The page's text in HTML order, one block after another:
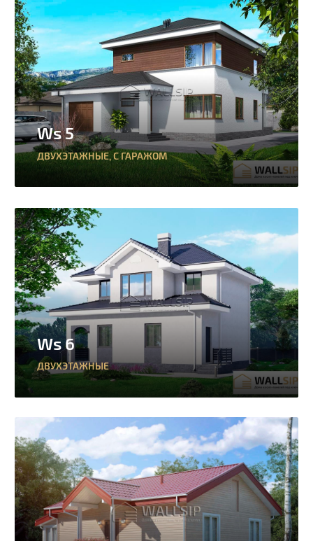
Ws 5
ДВУХЭТАЖНЫЕ,С ГАРАЖОМ
Ws 6
ДВУХЭТАЖНЫЕ